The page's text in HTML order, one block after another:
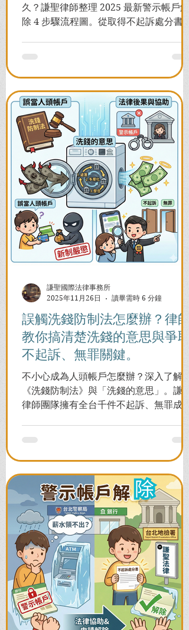
久？謙聖律師整理 2025 最新警示帳戶解
除 4 步驟流程圖。從取得不起訴處分書到
誤觸洗錢防制法怎麼辦？律師
教你搞清楚洗錢的意思與爭取
不起訴、無罪關鍵。
不小心成為人頭帳戶怎麼辦？深入了解
《洗錢防制法》與「洗錢的意思」。謙聖
律師團隊擁有全台千件不起訴、無罪成功
謙聖國際法律事務所
2025年11月26日
讀畢需時 6 分鐘